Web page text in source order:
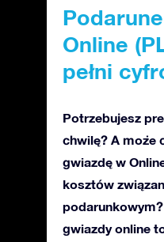
Online
pełni
Potrzebujesz
chwilę? A może
gwiazdę w
kosztów
gwiazdy online